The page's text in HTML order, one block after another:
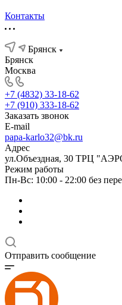
Контакты
Брянск
Брянск
Москва
+7 (4832) 33-18-62
+7 (910) 333-18-62
Заказать звонок
E-mail
papa-karlo32@bk.ru
Адрес
ул.Объездная, 30 ТРЦ
Режим работы
Пн-Вс: 10:00 - 22:00 без
Отправить сообщение